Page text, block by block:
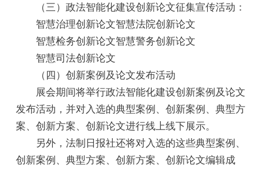
（三）政法智能化建设创新论文征集宣传活动：
智慧治理创新论文智慧法院创新论文
智慧检务创新论文智慧警务创新论文
智慧司法创新论文
（四）创新案例及论文发布活动
展会期间将举行政法智能化建设创新案例及论文
发布活动，并对入选的典型案例、创新案例、典型方
案、创新方案、创新论文进行线上线下展示。
另外，法制日报社还将对入选的这些典型案例、
创新案例、典型方案、创新方案、创新论文编辑成